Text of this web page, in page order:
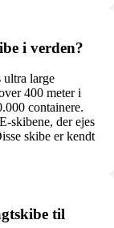
i verden?
ultra large
400 meter i
containere.
skibene, der ejes
skibe er kendt
til